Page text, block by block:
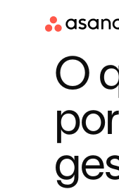
O